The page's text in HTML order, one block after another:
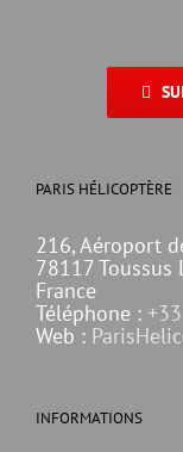
PARIS HÉLICOPTÈRE
216, Aéroport
78117 Toussus
France
Téléphone :
Web :
INFORMATIONS